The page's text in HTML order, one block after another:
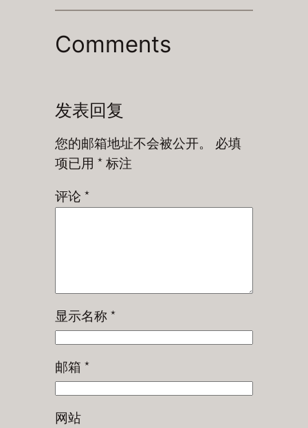
Comments
发表回复
您的邮箱地址不会被公开。
必填
项已用 *标注
评论 *
显示名称*
邮箱 *
网站